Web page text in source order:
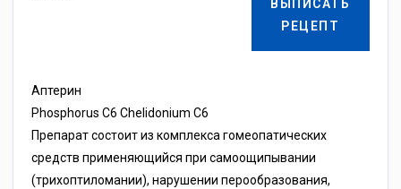
ВЫПИСАТЬ
РЕЦЕПТ
Аптерин
Phosphorus С6 Chelidonium С6
Препарат состоит из комплекса гомеопатических
средств применяющийся при самоощипывании
(трихоптиломании), нарушении перообразования,